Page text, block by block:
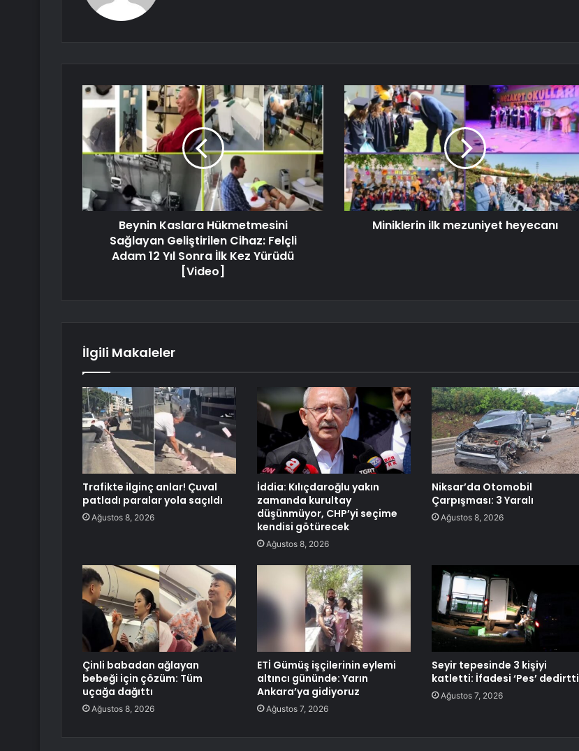
Beynin Kaslara Hükmetmesini
Sağlayan Geliştirilen Cihaz: Felçli
Adam 12 Yıl Sonra İlk Kez Yürüdü
[Video]
Miniklerin ilk mezuniyet heyecanı
İlgili Makaleler
Trafikte ilginç anlar! Çuval
patladı paralar yola saçıldı
Ağustos 8, 2026
İddia: Kılıçdaroğlu yakın
zamanda kurultay
düşünmüyor, CHP’yi seçime
kendisi götürecek
Ağustos 8, 2026
Niksar’da Otomobil
Çarpışması: 3 Yaralı
Ağustos 8, 2026
Çinli babadan ağlayan
bebeği için çözüm: Tüm
uçağa dağıttı
Ağustos 8, 2026
ETİ Gümüş işçilerinin eylemi
altıncı gününde: Yarın
Ankara’ya gidiyoruz
Ağustos 7, 2026
Seyir tepesinde 3 kişiyi
katletti: İfadesi ‘Pes’ dedirtti
Ağustos 7, 2026